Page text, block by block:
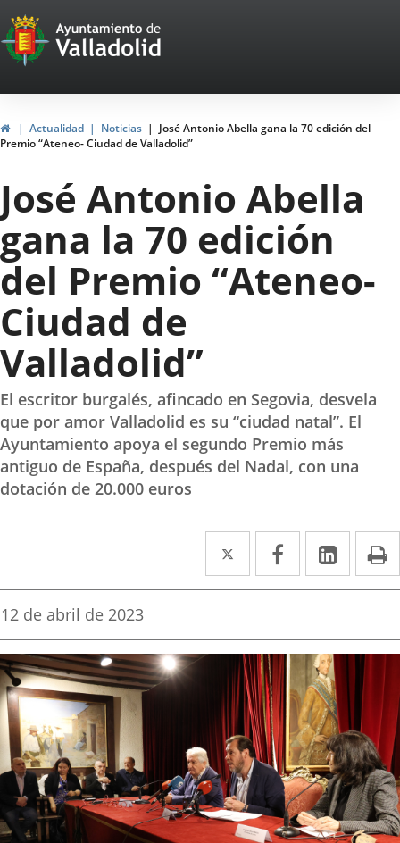
Portal
Web
del
Ayuntamiento
de
Valladolid
HomeActualidad Noticias
José Antonio Abella gana la 70 edición del
Premio “Ateneo- Ciudad de Valladolid”
José Antonio Abella
gana la 70 edición
del Premio “Ateneo-
Ciudad de
Valladolid”
El escritor burgalés, afincado en Segovia, desvela
que por amor Valladolid es su “ciudad natal”. El
Ayuntamiento apoya el segundo Premio más
antiguo de España, después del Nadal, con una
dotación de 20.000 euros
Twitter
Enlace
a
aplicación
externa.
Facebook
Enlace
a
aplicación
externa.
Enlace
a
Fecha
la
noticia
12 de abril de 2023